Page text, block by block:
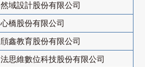
然域設計股份有限公司
心橋股份有限公司
頎鑫教育股份有限公司
法思維數位科技股份有限公司